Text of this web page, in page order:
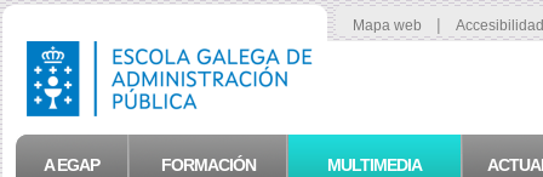
Mapa web |
A EGAP FORMACIÓN MULTIMEDIA